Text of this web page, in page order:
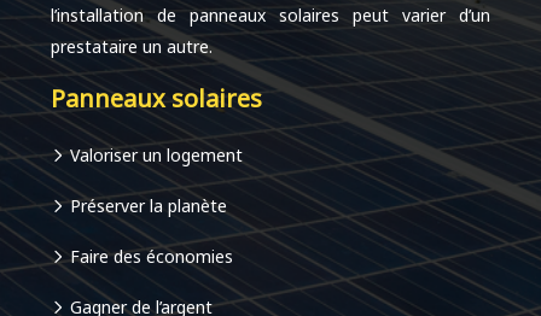
l’installation de panneaux solaires peut varier d’un
prestataire un autre.
Panneaux solaires
Valoriser un logement
Préserver la planète
Faire des économies
Gagner de l’argent